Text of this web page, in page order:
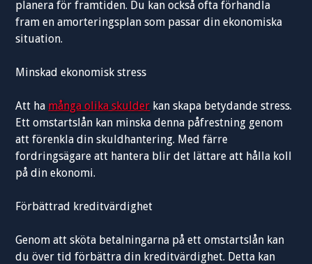
planera för framtiden. Du kan också ofta förhandla
fram en amorteringsplan som passar din ekonomiska
situation.
Minskad ekonomisk stress
Att ha många olika skulder kan skapa betydande stress.
Ett omstartslån kan minska denna påfrestning genom
att förenkla din skuldhantering. Med färre
fordringsägare att hantera blir det lättare att hålla koll
på din ekonomi.
Förbättrad kreditvärdighet
Genom att sköta betalningarna på ett omstartslån kan
du över tid förbättra din kreditvärdighet. Detta kan